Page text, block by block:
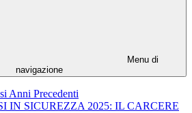
Menu di
navigazione
Anni Precedenti
IN SICUREZZA 2025: IL CARCERE